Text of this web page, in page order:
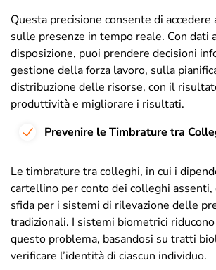
Questa precisione consente di
sulle presenze in tempo reale. Con dati
disposizione, puoi prendere decisioni
gestione della forza lavoro, sulla
distribuzione delle risorse, con il
produttività e migliorare i risultati.
Prevenire le Timbrature tra
Le timbrature tra colleghi, in cui i
cartellino per conto dei colleghi assenti,
sfida per i sistemi di rilevazione delle
tradizionali. I sistemi biometrici
questo problema, basandosi su tratti
verificare l’identità di ciascun individuo.